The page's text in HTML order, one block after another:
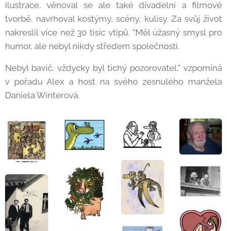
ilustrace, věnoval se ale také divadelní a filmové
tvorbě, navrhoval kostýmy, scény, kulisy. Za svůj život
nakreslil více než 30 tisíc vtipů. "Měl úžasný smysl pro
humor, ale nebyl nikdy středem společnosti.
Nebyl bavič, vždycky byl tichý pozorovatel," vzpomíná
v pořadu Alex a host na svého zesnulého manžela
Daniela Winterová.